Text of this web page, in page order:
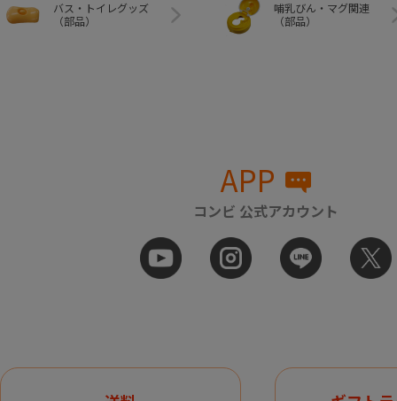
バス・トイレグッズ
（部品）
哺乳びん・マグ関連
（部品）
APP
コンビ 公式アカウント